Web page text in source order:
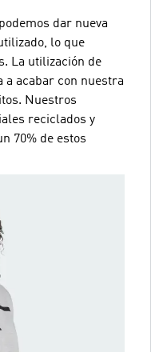
dar nueva
lo que
La utilización de
a acabar con nuestra
Nuestros
reciclados y
70% de estos